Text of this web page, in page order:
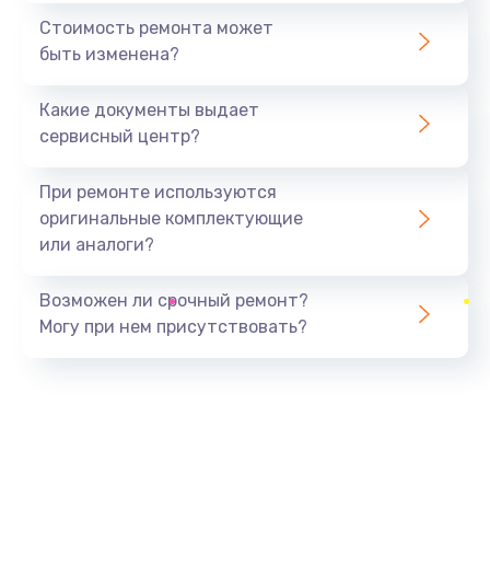
1440 руб.
Ремонт южного моста
Замена батарейки BIOS
Заказать
Стоимость ремонта может
быть изменена?
Какие документы выдает
сервисный центр?
При ремонте используются
оригинальные комплектующие
или аналоги?
Возможен ли срочный ремонт?
Могу при нем присутствовать?